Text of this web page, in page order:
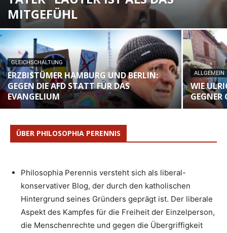
ITGEFÜHL
GLEICHSCHALTUNG
ERZBISTÜMER HAMBURG UND BERLIN:
GEGEN DIE AFD STATT FÜR DAS
EVANGELIUM
ALLGEMEIN
WIE
ÜBER PHILOSOPHIA PERENNIS
Philosophia Perennis versteht sich als liberal-
konservativer Blog, der durch den katholischen
Hintergrund seines Gründers geprägt ist. Der liberale
Aspekt des Kampfes für die Freiheit der Einzelperson,
die Menschenrechte und gegen die Übergriffigkeit